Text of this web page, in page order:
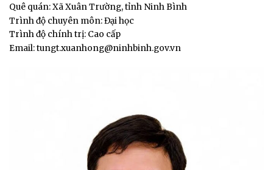
Quê quán: Xã Xuân Trường, tỉnh Ninh Bình
Trình độ chuyên môn: Đại học
Trình độ chính trị: Cao cấp
Email: tungt.xuanhong@ninhbinh.gov.vn